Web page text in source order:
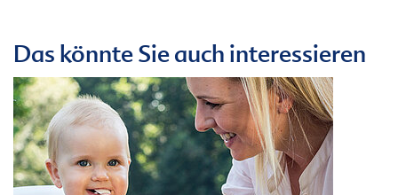
Das könnte Sie auch interessieren